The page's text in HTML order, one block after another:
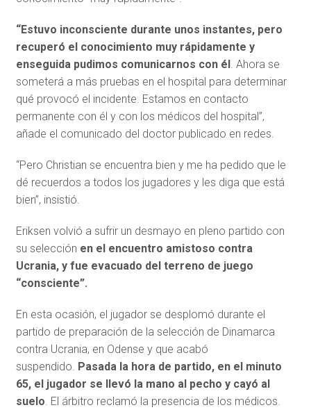
“Estuvo inconsciente durante unos instantes, pero
recuperó el conocimiento muy rápidamente y
enseguida pudimos comunicarnos con él. Ahora se
someterá a más pruebas en el hospital para determinar
qué provocó el incidente. Estamos en contacto
permanente con él y con los médicos del hospital”,
añade el comunicado del doctor publicado en redes.
“Pero Christian se encuentra bien y me ha pedido que le
dé recuerdos a todos los jugadores y les diga que está
bien”, insistió.
Eriksen volvió a sufrir un desmayo en pleno partido con
su selección en el encuentro amistoso contra
Ucrania, y fue evacuado del terreno de juego
“consciente”.
En esta ocasión, el jugador se desplomó durante el
partido de preparación de la selección de Dinamarca
contra Ucrania, en Odense y que acabó
suspendido. Pasada la hora de partido, en el minuto
65, el jugador se llevó la mano al pecho y cayó al
suelo . El árbitro reclamó la presencia de los médicos.